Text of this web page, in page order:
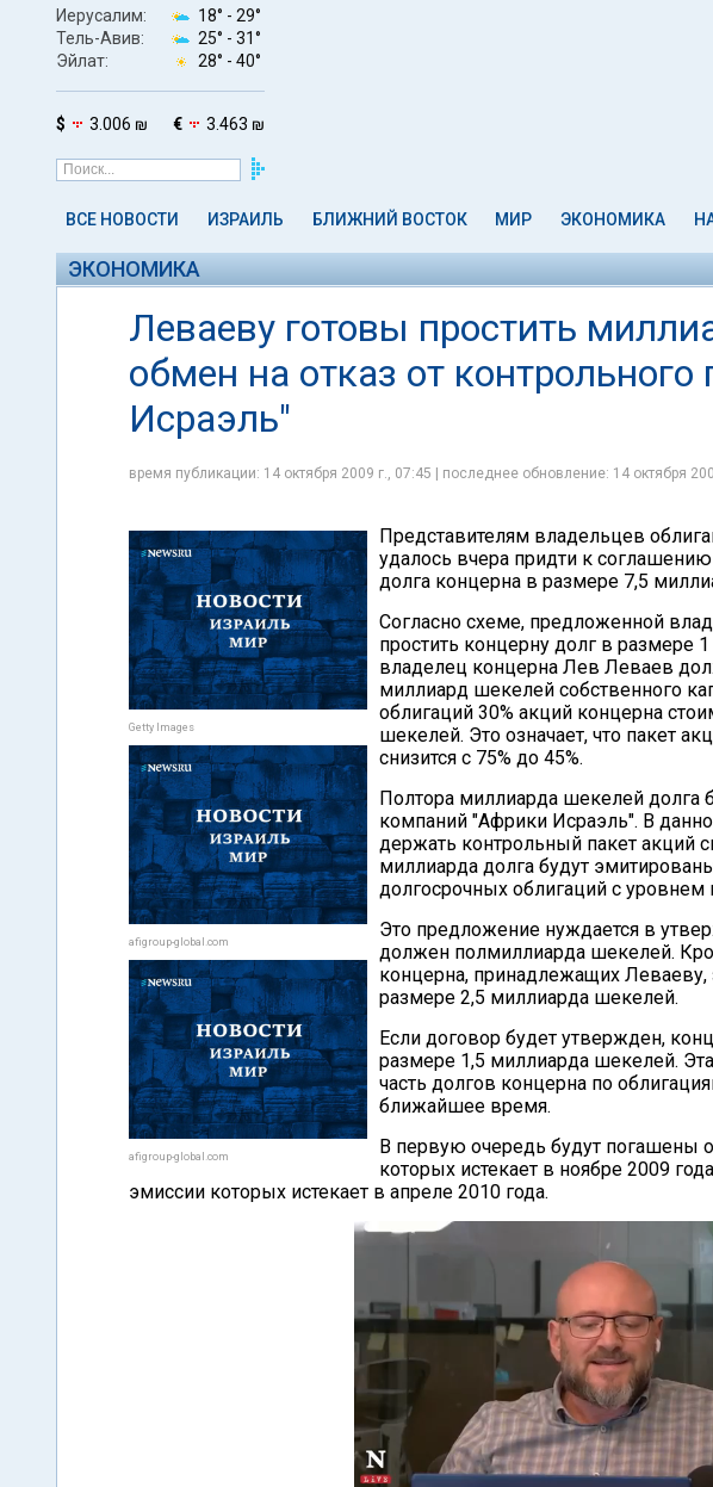
Иерусалим: 18° - 29°
Тель-Авив:
25° - 31°
Эйлат:
28° - 40°
$ 3.006 ₪ € 3.463 ₪
ВСЕ НОВОСТИ ИЗРАИЛЬ БЛИЖНИЙ ВОСТОК МИР ЭКОНОМИКА
ЭКОНОМИКА
Леваеву готовы простить
обмен на отказ от
Исраэль"
время публикации: 14 октября 2009 г., 07:45 | последнее обновление: 14 октября
Getty Images
afigroup-global.com
afigroup-global.com
Представителям владельцев
удалось вчера придти к
долга концерна в размере 7,5
Согласно схеме, предложенной
простить концерну долг в размере
владелец концерна Лев Леваев
миллиард шекелей собственного
облигаций 30% акций концерна
шекелей. Это означает, что пакет
снизится с 75% до 45%.
Полтора миллиарда шекелей долга
компаний "Африки Исраэль". В
держать контрольный пакет акций
миллиарда долга будут
долгосрочных облигаций с
Это предложение нуждается в
должен полмиллиарда шекелей.
концерна, принадлежащих
размере 2,5 миллиарда шекелей.
Если договор будет утвержден,
размере 1,5 миллиарда шекелей.
часть долгов концерна по
ближайшее время.
В первую очередь будут погашены
которых истекает в ноябре 2009
эмиссии которых истекает в апреле 2010 года.